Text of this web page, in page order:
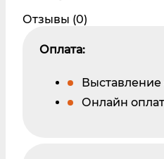
Отзывы (0)
Оплата:
Выставление
Онлайн